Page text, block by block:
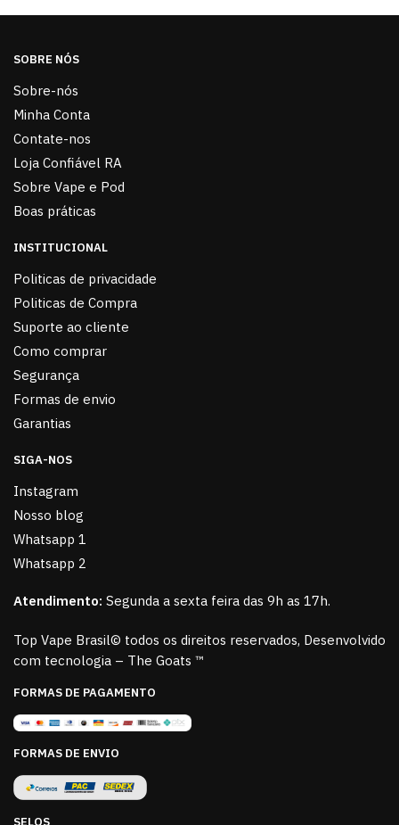
SOBRE NÓS
Sobre-nós
Minha Conta
Contate-nos
Loja Confiável RA
Sobre Vape e Pod
Boas práticas
INSTITUCIONAL
Politicas de privacidade
Politicas de Compra
Suporte ao cliente
Como comprar
Segurança
Formas de envio
Garantias
SIGA-NOS
Instagram
Nosso blog
Whatsapp 1
Whatsapp 2
Atendimento: Segunda a sexta feira das 9h as 17h.
Top Vape Brasil© todos os direitos reservados, Desenvolvido
com tecnologia – The Goats ™
FORMAS DE PAGAMENTO
FORMAS DE ENVIO